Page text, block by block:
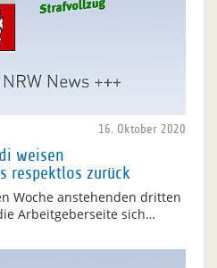
16. Oktober 2020
weisen
respektlos zurück
Woche anstehenden dritten
Arbeitgeberseite sich…